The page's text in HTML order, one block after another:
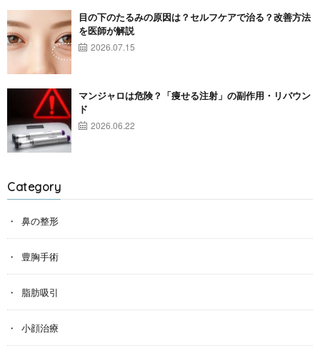
目の下のたるみの原因は？セルフケアで治る？改善方法
を医師が解説
2026.07.15
マンジャロは危険？「痩せる注射」の副作用・リバウン
ド
2026.06.22
Category
鼻の整形
豊胸手術
脂肪吸引
小顔治療